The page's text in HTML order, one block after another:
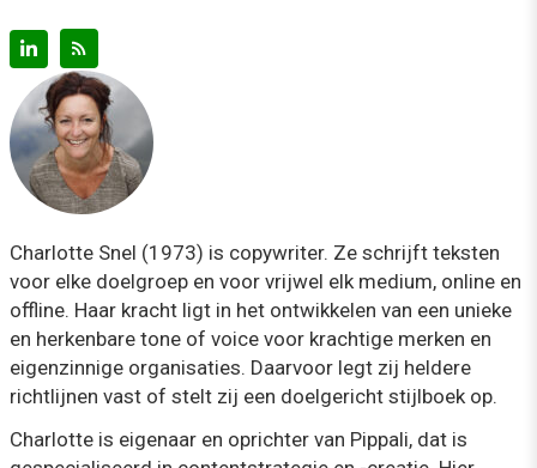
Charlotte Snel (1973) is copywriter. Ze schrijft teksten
voor elke doelgroep en voor vrijwel elk medium, online en
offline. Haar kracht ligt in het ontwikkelen van een unieke
en herkenbare tone of voice voor krachtige merken en
eigenzinnige organisaties. Daarvoor legt zij heldere
richtlijnen vast of stelt zij een doelgericht stijlboek op.
Charlotte is eigenaar en oprichter van Pippali, dat is